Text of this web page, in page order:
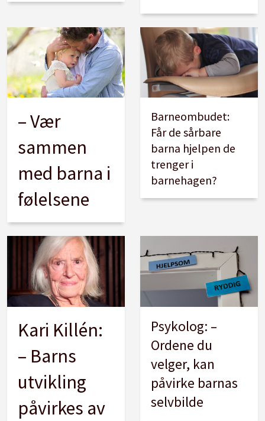
– Vær
sammen
med barna i
følelsene
Barneombudet:
Får de sårbare
barna hjelpen de
trenger i
barnehagen?
Kari Killén:
– Barns
utvikling
påvirkes av
Psykolog: –
Ordene du
velger, kan
påvirke barnas
selvbilde